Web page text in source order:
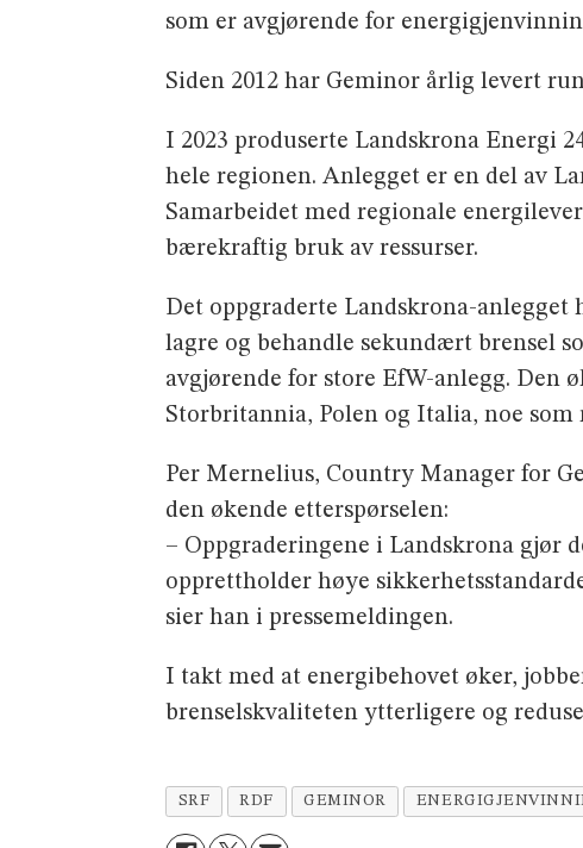
som er avgjørende for
Siden 2012 har Geminor årlig levert
I 2023 produserte Landskrona Energi
hele regionen. Anlegget er en del av
Samarbeidet med regionale
bærekraftig bruk av ressurser.
Det oppgraderte Landskrona-
lagre og behandle sekundært brensel
avgjørende for store EfW-anlegg. Den
Storbritannia, Polen og Italia, noe som
Per Mernelius, Country Manager for
den økende etterspørselen:
– Oppgraderingene i Landskrona gjør
opprettholder høye
sier han i pressemeldingen.
I takt med at energibehovet øker,
brenselskvaliteten ytterligere og
SRF RDF GEMINOR